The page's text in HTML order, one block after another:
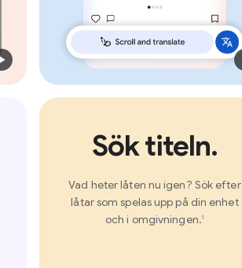
Sök titeln.
Vad heter låten nu igen? Sök efter
låtar som spelas upp på din enhet
och i omgivningen.1